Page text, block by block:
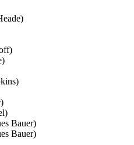
Bauer)
Bauer)